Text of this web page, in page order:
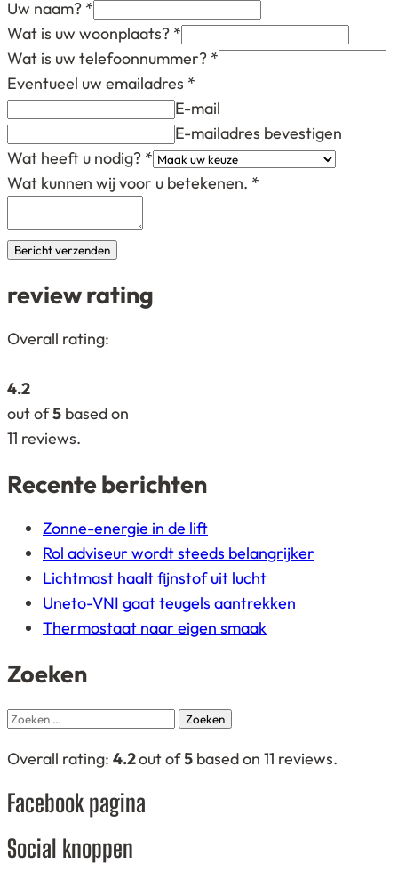
Uw naam? *
Wat is uw woonplaats? *
Wat is uw telefoonnummer? *
Eventueel uw emailadres *
E-mail
E-mailadres bevestigen
Wat heeft u nodig? *
Wat kunnen wij voor u betekenen. *
Bericht verzenden
review rating
4,2
based
on
12.345
Overall rating:
4.2
out of5 based on
11 reviews.
Recente berichten
Zonne-energie in de lift
Rol adviseur wordt steeds belangrijker
Lichtmast haalt fijnstof uit lucht
Uneto-VNI gaat teugels aantrekken
Thermostaat naar eigen smaak
Zoeken
Zoeken
4,2
based
12.345
Overall rating: 4.2out of5 based on 11 reviews.
Facebook pagina
Social knoppen